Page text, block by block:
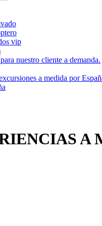
vip
nuestro cliente a demanda.
a medida por
A